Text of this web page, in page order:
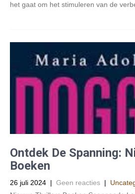
het gaat om het stimuleren van de
Ontdek De Spanning:
Boeken
26 juli 2024 | Geen reacties |